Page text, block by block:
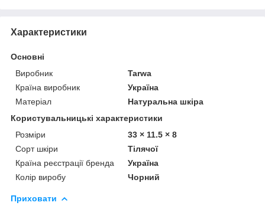
Характеристики
Основні
Виробник
Tarwa
Країна виробник
Україна
Матеріал
Натуральна шкіра
Користувальницькі характеристики
Розміри
33 × 11.5 × 8
Сорт шкіри
Тілячої
Країна реєстрації бренда
Україна
Колір виробу
Чорний
Приховати